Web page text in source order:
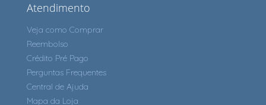
Atendimento
Veja como Comprar
Reembolso
Crédito Pré Pago
Perguntas Frequentes
Central de Ajuda
Mapa da Loja